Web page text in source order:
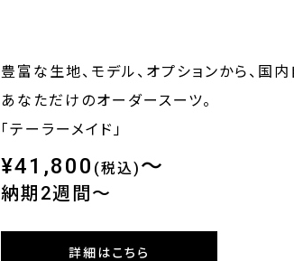
ONLY GREEN
豊富な生地、モデル、オプションから、国
あなただけのオーダースーツ。
「テーラーメイド」
¥41,800 (税込) ～
納期2週間～
詳細はこちら